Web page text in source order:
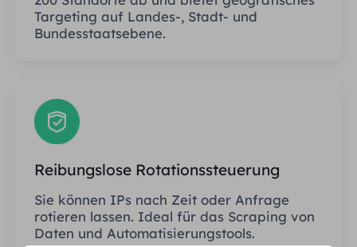
Targeting auf Landes-, Stadt- und
Bundesstaatsebene.
Reibungslose Rotationssteuerung
Sie können IPs nach Zeit oder Anfrage
rotieren lassen. Ideal für das Scraping von
Daten und Automatisierungstools.